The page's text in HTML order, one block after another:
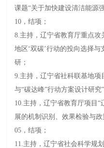
课题“关于加快建设清洁能源
10，结项；
8.主持，辽宁省教育厅重点攻
地区‘双碳’行动的投向选择与
研；
9.主持，辽宁省社科联基地项
与“碳达峰”行动方案设计研究
10.主持，辽宁省教育厅项目“
展的机制识别、效果检验与
05，结项；
11.主持，辽宁省社会科学规